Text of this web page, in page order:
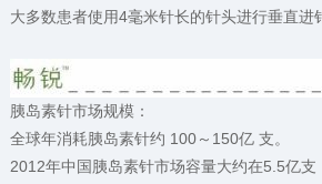
大多数患者使用4毫米针长的针头进行垂直进
胰岛素针市场规模：
全球年消耗胰岛素针约 100～150亿 支。
2012年中国胰岛素针市场容量大约在5.5亿支